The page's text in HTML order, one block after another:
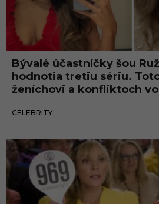
Bývalé účastníčky šou
hodnotia tretiu sériu.
ženíchovi a konfliktoch
CELEBRITY